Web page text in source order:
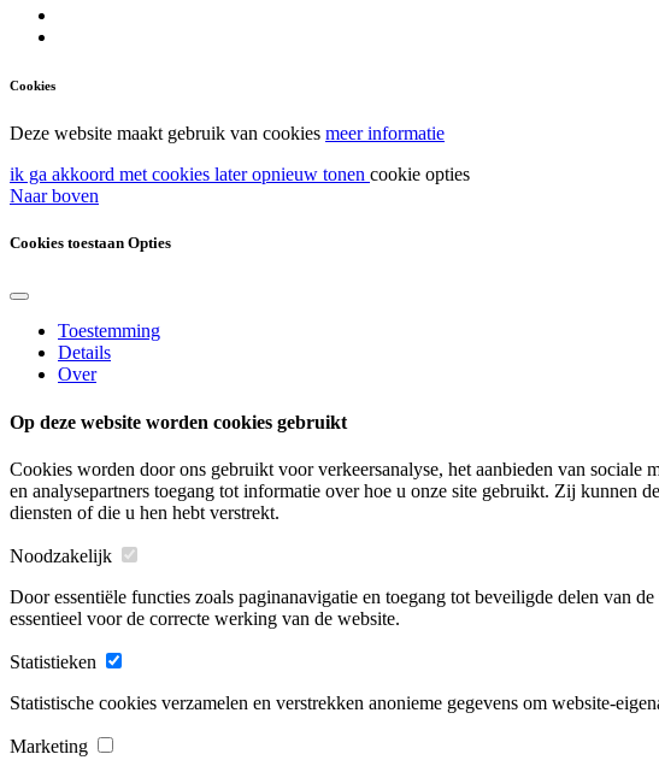
Cookies
Deze website maakt gebruik van cookies meer informatie
ik ga akkoord met cookies later opnieuw tonen cookie opties
Naar boven
Cookies toestaan Opties
Toestemming
Details
Over
Op deze website worden cookies gebruikt
Cookies worden door ons gebruikt voor verkeersanalyse, het aanbieden van sociale
en analysepartners toegang tot informatie over hoe u onze site gebruikt. Zij kunnen
diensten of die u hen hebt verstrekt.
Noodzakelijk
Door essentiële functies zoals paginanavigatie en toegang tot beveiligde delen van
essentieel voor de correcte werking van de website.
Statistieken
Statistische cookies verzamelen en verstrekken anonieme gegevens om website-
Marketing